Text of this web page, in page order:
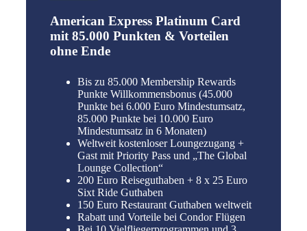
American Express Platinum Card
mit 85.000 Punkten & Vorteilen
ohne Ende
Bis zu 85.000 Membership Rewards
Punkte Willkommensbonus (45.000
Punkte bei 6.000 Euro Mindestumsatz,
85.000 Punkte bei 10.000 Euro
Mindestumsatz in 6 Monaten)
Weltweit kostenloser Loungezugang +
Gast mit Priority Pass und „The Global
Lounge Collection“
200 Euro Reiseguthaben + 8 x 25 Euro
Sixt Ride Guthaben
150 Euro Restaurant Guthaben weltweit
Rabatt und Vorteile bei Condor Flügen